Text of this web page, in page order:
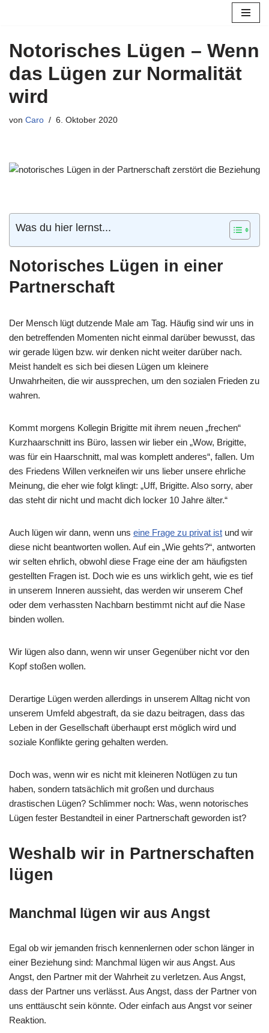
Inhalt
Notorisches Lügen – Wenn
das Lügen zur Normalität
wird
von Caro 6. Oktober 2020
Was du hier lernst...
Notorisches Lügen in einer
Partnerschaft
Der Mensch lügt dutzende Male am Tag. Häufig sind wir uns in
den betreffenden Momenten nicht einmal darüber bewusst, das
wir gerade lügen bzw. wir denken nicht weiter darüber nach.
Meist handelt es sich bei diesen Lügen um kleinere
Unwahrheiten, die wir aussprechen, um den sozialen Frieden zu
wahren.
Kommt morgens Kollegin Brigitte mit ihrem neuen „frechen“
Kurzhaarschnitt ins Büro, lassen wir lieber ein „Wow, Brigitte,
was für ein Haarschnitt, mal was komplett anderes“, fallen. Um
des Friedens Willen verkneifen wir uns lieber unsere ehrliche
Meinung, die eher wie folgt klingt: „Uff, Brigitte. Also sorry, aber
das steht dir nicht und macht dich locker 10 Jahre älter.“
Auch lügen wir dann, wenn uns eine Frage zu privat ist und wir
diese nicht beantworten wollen. Auf ein „Wie gehts?“, antworten
wir selten ehrlich, obwohl diese Frage eine der am häufigsten
gestellten Fragen ist. Doch wie es uns wirklich geht, wie es tief
in unserem Inneren aussieht, das werden wir unserem Chef
oder dem verhassten Nachbarn bestimmt nicht auf die Nase
binden wollen.
Wir lügen also dann, wenn wir unser Gegenüber nicht vor den
Kopf stoßen wollen.
Derartige Lügen werden allerdings in unserem Alltag nicht von
unserem Umfeld abgestraft, da sie dazu beitragen, dass das
Leben in der Gesellschaft überhaupt erst möglich wird und
soziale Konflikte gering gehalten werden.
Doch was, wenn wir es nicht mit kleineren Notlügen zu tun
haben, sondern tatsächlich mit großen und durchaus
drastischen Lügen? Schlimmer noch: Was, wenn notorisches
Lügen fester Bestandteil in einer Partnerschaft geworden ist?
Weshalb wir in Partnerschaften
lügen
Manchmal lügen wir aus Angst
Egal ob wir jemanden frisch kennenlernen oder schon länger in
einer Beziehung sind: Manchmal lügen wir aus Angst. Aus
Angst, den Partner mit der Wahrheit zu verletzen. Aus Angst,
dass der Partner uns verlässt. Aus Angst, dass der Partner von
uns enttäuscht sein könnte. Oder einfach aus Angst vor seiner
Reaktion.